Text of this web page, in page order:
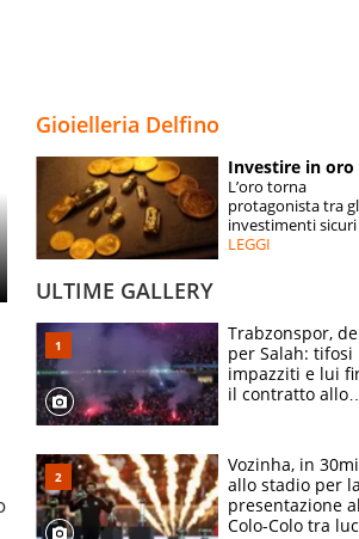
SPECIALI
ESPERTI
Gioielleria Delfino
Investire in oro
L’oro torna
protagonista tra
investimenti sicuri
LEGGI
ULTIME GALLERY
Trabzonspor,
per Salah: tifosi
impazziti e lui
il contratto allo
Vozinha, in
allo stadio per la
presentazione al
Colo-Colo tra